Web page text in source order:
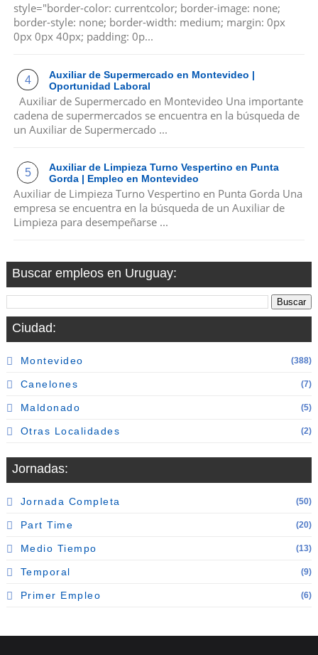
style="border-color: currentcolor; border-image: none;
border-style: none; border-width: medium; margin: 0px
0px 0px 40px; padding: 0p...
Auxiliar de Supermercado en Montevideo |
Oportunidad Laboral
Auxiliar de Supermercado en Montevideo Una importante
cadena de supermercados se encuentra en la búsqueda de
un Auxiliar de Supermercado ...
Auxiliar de Limpieza Turno Vespertino en Punta
Gorda | Empleo en Montevideo
Auxiliar de Limpieza Turno Vespertino en Punta Gorda Una
empresa se encuentra en la búsqueda de un Auxiliar de
Limpieza para desempeñarse ...
Buscar empleos en Uruguay:
Ciudad:
Montevideo (388)
Canelones (7)
Maldonado (5)
Otras Localidades (2)
Jornadas:
Jornada Completa (50)
Part Time (20)
Medio Tiempo (13)
Temporal (9)
Primer Empleo (6)